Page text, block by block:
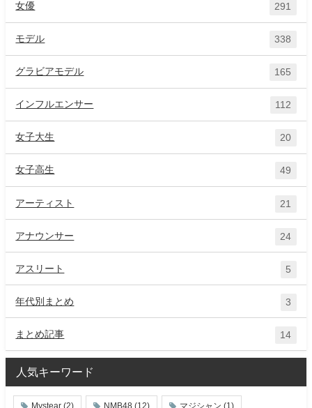
女優 291
モデル 338
グラビアモデル 165
インフルエンサー 112
女子大生 20
女子高生 49
アーティスト 21
アナウンサー 24
アスリート 5
年代別まとめ 3
まとめ記事 14
人気キーワード
Mystear (2) NMB48 (12) マジシャン (1)